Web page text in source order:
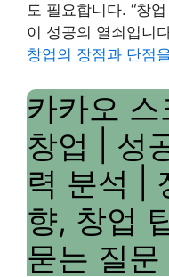
도 필요합니다. “창
이 성공의 열쇠입니
창업의 장점과 단점
카카오 스
창업 | 성
력 분석 |
향, 창업
묻는 질문